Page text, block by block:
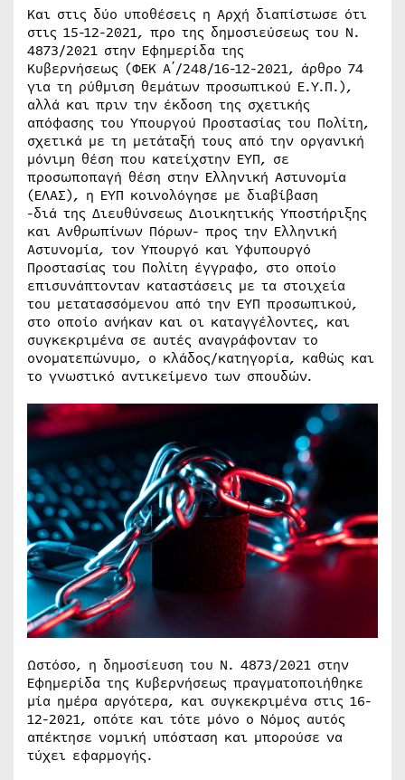
Και στις δύο υποθέσεις η Αρχή διαπίστωσε ότι
στις 15-12-2021, προ της δημοσιεύσεως του Ν.
4873/2021 στην Εφημερίδα της
Κυβερνήσεως (ΦΕΚ Α΄/248/16-12-2021, άρθρο 74
για τη ρύθμιση θεμάτων προσωπικού Ε.Υ.Π.),
αλλά και πριν την έκδοση της σχετικής
απόφασης του Υπουργού Προστασίας του Πολίτη,
σχετικά με τη μετάταξή τους από την οργανική
μόνιμη θέση που κατείχστην ΕΥΠ, σε
προσωποπαγή θέση στην Ελληνική Αστυνομία
(ΕΛΑΣ), η ΕΥΠ κοινολόγησε με διαβίβαση
-διά της Διευθύνσεως Διοικητικής Υποστήριξης
και Ανθρωπίνων Πόρων- προς την Ελληνική
Αστυνομία, τον Υπουργό και Υφυπουργό
Προστασίας του Πολίτη έγγραφο, στο οποίο
επισυνάπτονταν καταστάσεις με τα στοιχεία
του μετατασσόμενου από την ΕΥΠ προσωπικού,
στο οποίο ανήκαν και οι καταγγέλοντες, και
συγκεκριμένα σε αυτές αναγράφονταν το
ονοματεπώνυμο, ο κλάδος/κατηγορία, καθώς και
το γνωστικό αντικείμενο των σπουδών.
Ωστόσο, η δημοσίευση του Ν. 4873/2021 στην
Εφημερίδα της Κυβερνήσεως πραγματοποιήθηκε
μία ημέρα αργότερα, και συγκεκριμένα στις 16-
12-2021, οπότε και τότε μόνο ο Νόμος αυτός
απέκτησε νομική υπόσταση και μπορούσε να
τύχει εφαρμογής.